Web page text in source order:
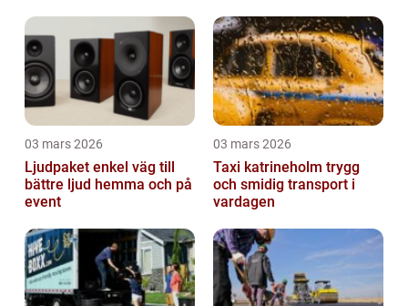
03 mars 2026
Ljudpaket enkel väg till
bättre ljud hemma och på
event
03 mars 2026
Taxi katrineholm trygg
och smidig transport i
vardagen